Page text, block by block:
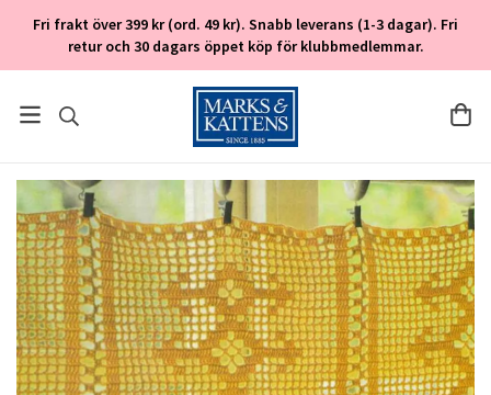
Fri frakt över 399 kr (ord. 49 kr). Snabb leverans (1-3 dagar). Fri
retur och 30 dagars öppet köp för klubbmedlemmar.